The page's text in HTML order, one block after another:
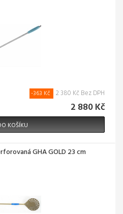
-363 Kč 2 380 Kč Bez DPH
2 880 Kč
KOŠÍKU
GHA GOLD 23 cm